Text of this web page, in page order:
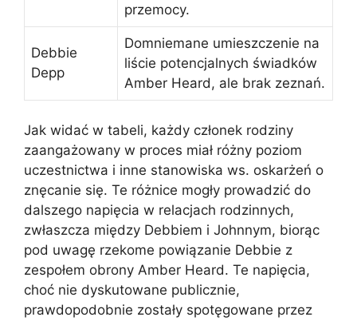
przemocy.
Debbie
Depp
Domniemane umieszczenie na
liście potencjalnych świadków
Amber Heard, ale brak zeznań.
Jak widać w tabeli, każdy członek rodziny
zaangażowany w proces miał różny poziom
uczestnictwa i inne stanowiska ws. oskarżeń o
znęcanie się. Te różnice mogły prowadzić do
dalszego napięcia w relacjach rodzinnych,
zwłaszcza między Debbiem i Johnnym, biorąc
pod uwagę rzekome powiązanie Debbie z
zespołem obrony Amber Heard. Te napięcia,
choć nie dyskutowane publicznie,
prawdopodobnie zostały spotęgowane przez